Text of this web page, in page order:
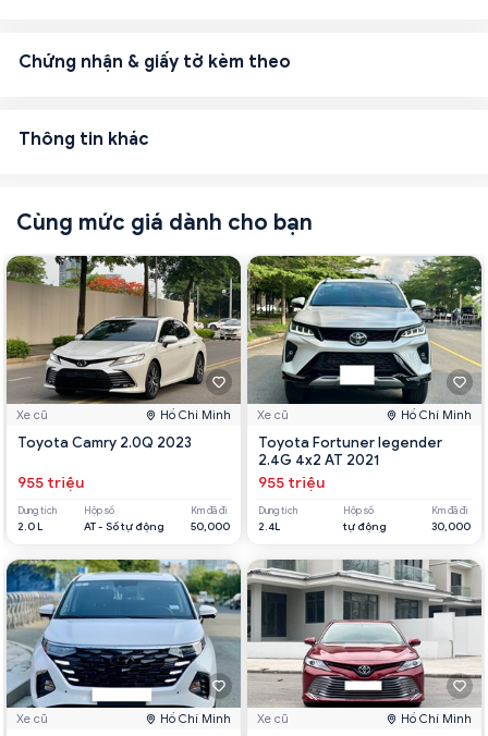
Chứng nhận & giấy tờ kèm theo
Thông tin khác
Cùng mức giá dành cho bạn
Xe cũ Hồ Chí Minh
Toyota Camry 2.0Q 2023
955 triệu
Dung tích
2.0 L
Hộp số
AT - Số tự động
Km đã đi
50,000
Xe cũ Hồ Chí Minh
Xe cũ Hồ Chí Minh
Toyota Fortuner legender
2.4G 4x2 AT 2021
955 triệu
Dung tích
2.4L
Hộp số
tự động
Km đã đi
30,000
Xe cũ Hồ Chí Minh